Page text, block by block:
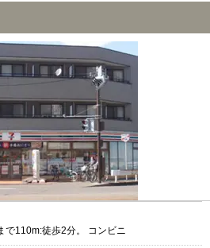
で110m:徒歩2分。 コンビニ